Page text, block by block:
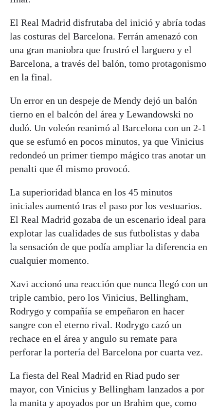
El Real Madrid disfrutaba del inició y abría todas
las costuras del Barcelona. Ferrán amenazó con
una gran maniobra que frustró el larguero y el
Barcelona, a través del balón, tomo protagonismo
en la final.
Un error en un despeje de Mendy dejó un balón
tierno en el balcón del área y Lewandowski no
dudó. Un voleón reanimó al Barcelona con un 2-1
que se esfumó en pocos minutos, ya que Vinicius
redondeó un primer tiempo mágico tras anotar un
penalti que él mismo provocó.
La superioridad blanca en los 45 minutos
iniciales aumentó tras el paso por los vestuarios.
El Real Madrid gozaba de un escenario ideal para
explotar las cualidades de sus futbolistas y daba
la sensación de que podía ampliar la diferencia en
cualquier momento.
Xavi accionó una reacción que nunca llegó con un
triple cambio, pero los Vinicius, Bellingham,
Rodrygo y compañía se empeñaron en hacer
sangre con el eterno rival. Rodrygo cazó un
rechace en el área y angulo su remate para
perforar la portería del Barcelona por cuarta vez.
La fiesta del Real Madrid en Riad pudo ser
mayor, con Vinicius y Bellingham lanzados a por
la manita y apoyados por un Brahim que, como